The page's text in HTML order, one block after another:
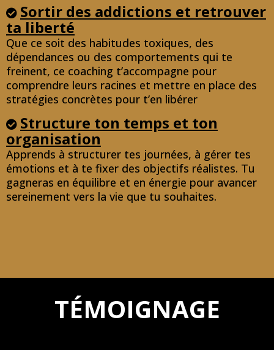
Sortir des addictions et retrouver
ta liberté
Que ce soit des habitudes toxiques, des
dépendances ou des comportements qui te
freinent, ce coaching t’accompagne pour
comprendre leurs racines et mettre en place des
stratégies concrètes pour t’en libérer
Structure ton temps et ton
organisation
Apprends à structurer tes journées, à gérer tes
émotions et à te fixer des objectifs réalistes. Tu
gagneras en équilibre et en énergie pour avancer
sereinement vers la vie que tu souhaites.
TÉMOIGNAGE